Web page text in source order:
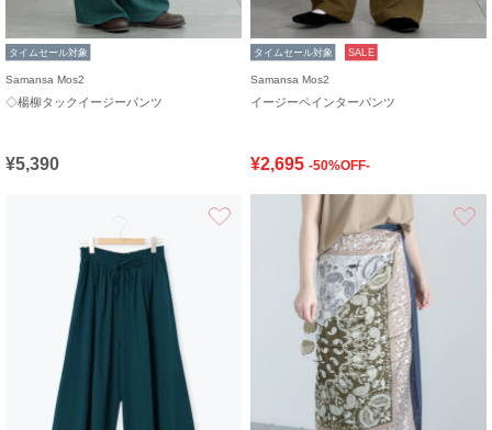
タイムセール対象
Samansa Mos2
◇楊柳タックイージーパンツ
¥5,390
タイムセール対象 SALE
Samansa Mos2
イージーペインターパンツ
¥2,695 -50%OFF-